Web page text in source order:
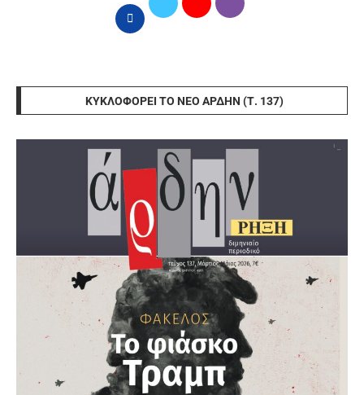
ΚΥΚΛΟΦΟΡΕΊ ΤΟ ΝΈΟ ΆΡΔΗΝ (Τ. 137)